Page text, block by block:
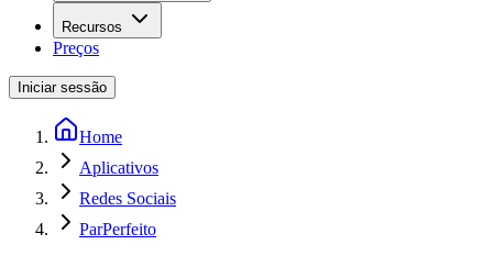
Recursos
Preços
Iniciar sessão
Home
Aplicativos
Redes Sociais
ParPerfeito